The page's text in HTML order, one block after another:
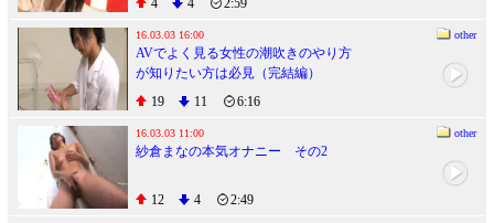
16.03.03 16:00 other
AVでよく見る女性の潮吹きのやり方
が知りたい方は必見（完結編）
19
11 6:16
16.03.03 11:00 other
紗倉まなの本気オナニー その2
12 4 2:49